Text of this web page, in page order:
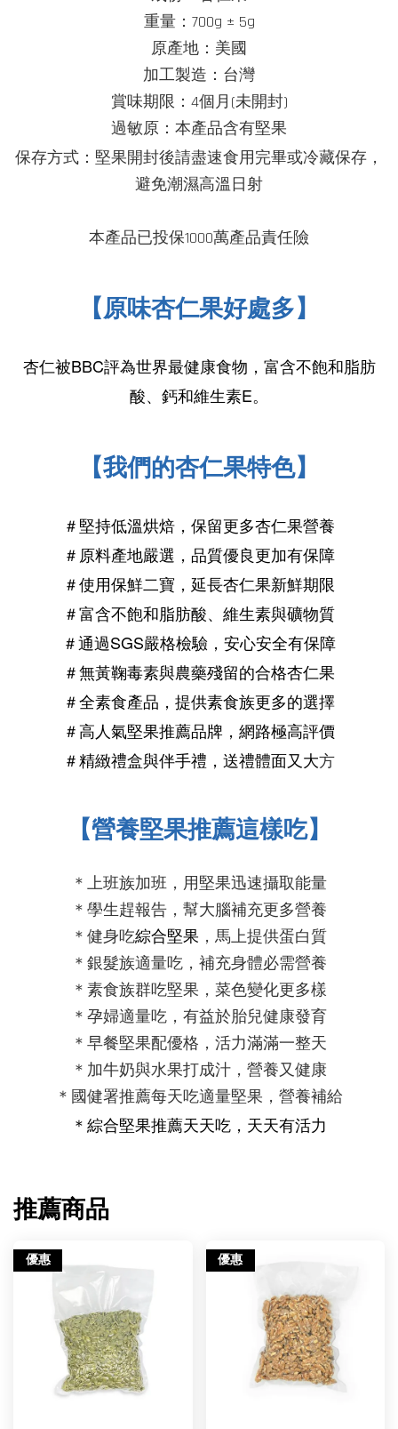
重量：700g ± 5g
原產地：美國
加工製造：台灣
賞味期限：4個月(未開封)
過敏原：本產品含有堅果
保存方式： 堅果開封後請盡速食用完畢或冷藏保存，
避免潮濕高溫日射
本產品已投保1000萬產品責任險
【原味杏仁果好處多】
杏仁被BBC評為世界最健康食物，富含不飽和脂肪
酸、鈣和維生素E。
【我們的杏仁果特色】
＃堅持低溫烘焙，保留更多杏仁果營養
＃原料產地嚴選，品質優良更加有保障
＃使用保鮮二寶，延長杏仁果新鮮期限
＃富含不飽和脂肪酸、維生素與礦物質
＃通過SGS嚴格檢驗，安心安全有保障
＃無黃鞠毒素與農藥殘留的合格杏仁果
＃全素食產品，提供素食族更多的選擇
＃高人氣堅果推薦品牌，網路極高評價
＃精緻禮盒與伴手禮，送禮體面又大方
【營養堅果推薦這樣吃】
＊上班族加班，用堅果迅速攝取能量
＊學生趕報告，幫大腦補充更多營養
＊健身吃綜合堅果 ，馬上提供蛋白質
＊銀髮族適量吃，補充身體必需營養
＊素食族群吃堅果，菜色變化更多樣
＊孕婦適量吃，有益於胎兒健康發育
＊早餐堅果配優格， 活力滿滿一整天
＊加牛奶與水果打成汁，營養又健康
＊國健署推薦每天吃適量堅果，營養補給
＊綜合堅果推薦天天吃，天天有活力
推薦商品
優惠 優惠